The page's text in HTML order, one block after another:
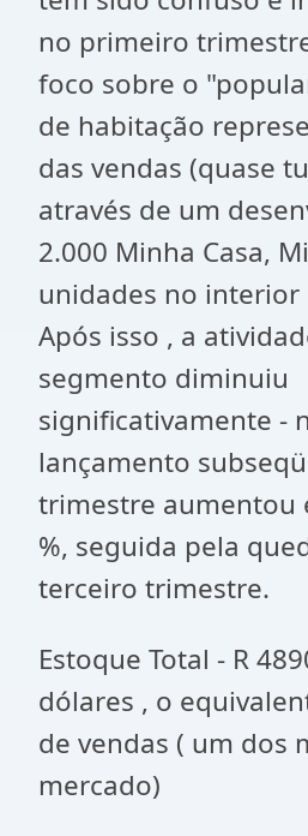
no primeiro
foco sobre o
de habitação
das vendas (quase
através de um
2.000 Minha Casa,
unidades no interior
Após isso , a
segmento diminuiu
significativamente -
lançamento
trimestre aumentou
%, seguida pela
terceiro trimestre.
Estoque Total - R
dólares , o
de vendas ( um dos
mercado)